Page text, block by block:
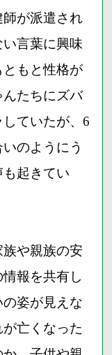
が派遣され
言葉に興味
もと性格が
たちにズバ
ていたが、6
のようにう
起きてい
や親族の安
報を共有し
姿が見えな
亡くなった